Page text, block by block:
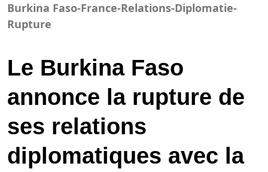
Burkina Faso-France-Relations-Diplomatie-
Rupture
Le Burkina Faso
annonce la rupture de
ses relations
diplomatiques avec la